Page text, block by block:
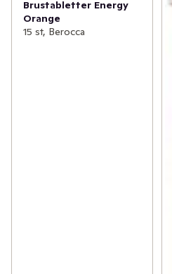
Brustabletter Energy
Orange
15 st, Berocca